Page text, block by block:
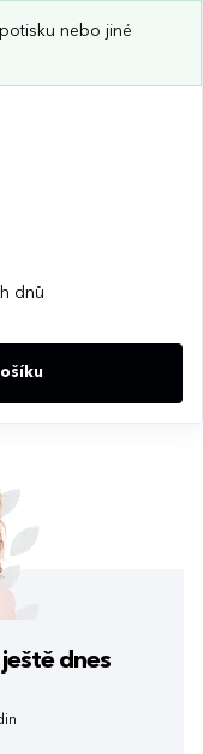
nebo jiné
dnů
ještě dnes